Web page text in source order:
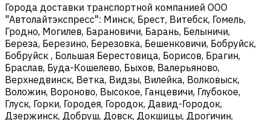
Города доставки транспортной компанией ООО
"Автолайтэкспресс": Минск, Брест, Витебск, Гомель,
Гродно, Могилев, Барановичи, Барань, Белыничи,
Береза, Березино, Березовка, Бешенковичи, Бобруйск,
Бобруйск , Большая Берестовица, Борисов, Брагин,
Браслав, Буда-Кошелево, Быхов, Валерьяново,
Верхнедвинск, Ветка, Видзы, Вилейка, Волковыск,
Воложин, Вороново, Высокое, Ганцевичи, Глубокое,
Глуск, Горки, Городея, Городок, Давид-Городок,
Дзержинск, Добруш, Довск, Докшицы, Дрогичин,